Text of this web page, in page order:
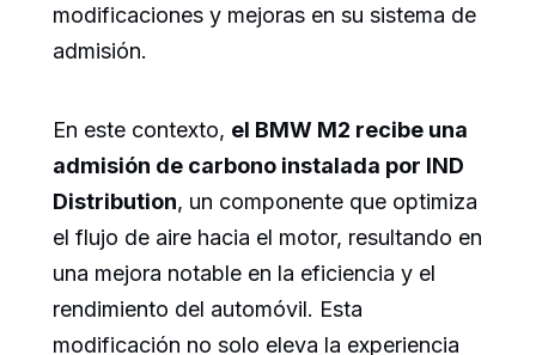
modificaciones y mejoras en su sistema de
admisión.
En este contexto, el BMW M2 recibe una
admisión de carbono instalada por IND
Distribution, un componente que optimiza
el flujo de aire hacia el motor, resultando en
una mejora notable en la eficiencia y el
rendimiento del automóvil. Esta
modificación no solo eleva la experiencia